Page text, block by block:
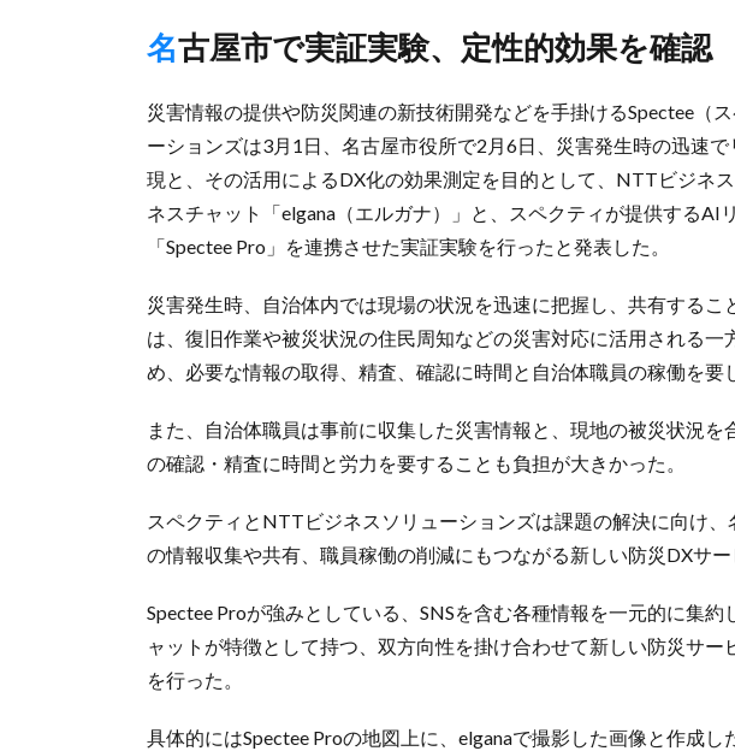
名古屋市で実証実験、定性的効果を確認
災害情報の提供や防災関連の新技術開発などを手掛けるSpectee（
ーションズは3月1日、名古屋市役所で2月6日、災害発生時の迅速
現と、その活用によるDX化の効果測定を目的として、NTTビジネ
ネスチャット「elgana（エルガナ）」と、スペクティが提供するAI
「Spectee Pro」を連携させた実証実験を行ったと発表した。
災害発生時、自治体内では現場の状況を迅速に把握し、共有するこ
は、復旧作業や被災状況の住民周知などの災害対応に活用される一
め、必要な情報の取得、精査、確認に時間と自治体職員の稼働を要
また、自治体職員は事前に収集した災害情報と、現地の被災状況を
の確認・精査に時間と労力を要することも負担が大きかった。
スペクティとNTTビジネスソリューションズは課題の解決に向け
の情報収集や共有、職員稼働の削減にもつながる新しい防災DXサー
Spectee Proが強みとしている、SNSを含む各種情報を一元的に集
ャットが特徴として持つ、双方向性を掛け合わせて新しい防災サ
を行った。
具体的にはSpectee Proの地図上に、elganaで撮影した画像と作成